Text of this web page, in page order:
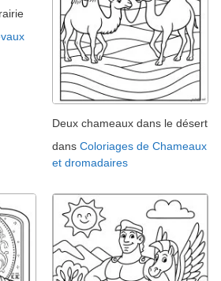
Deux chameaux dans le désert
dans Coloriages de Chameaux
et dromadaires